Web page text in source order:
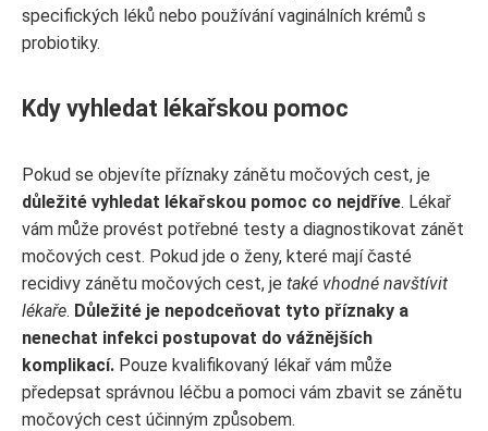
specifických léků nebo používání vaginálních krémů s
probiotiky.
Kdy vyhledat lékařskou pomoc
Pokud se objevíte příznaky zánětu močových cest, je
důležité vyhledat lékařskou pomoc co nejdříve. Lékař
vám může provést potřebné testy a diagnostikovat zánět
močových cest. Pokud jde o ženy, které mají časté
recidivy zánětu močových cest, je také vhodné navštívit
lékaře. Důležité je nepodceňovat tyto příznaky a
nenechat infekci postupovat do vážnějších
komplikací. Pouze kvalifikovaný lékař vám může
předepsat správnou léčbu a pomoci vám zbavit se zánětu
močových cest účinným způsobem.